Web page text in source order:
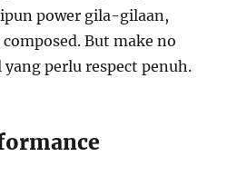
power gila-gilaan,
But make no
perlu respect penuh.